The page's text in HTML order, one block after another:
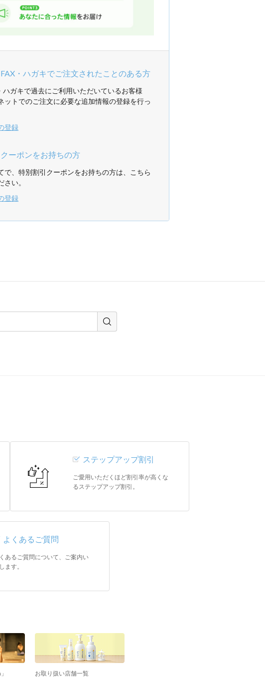
・ハガキでご注文されたことのある方
ハガキで過去にご利用いただいているお客様
ットでのご注文に必要な追加情報の登録を行っ
登録
ーポンをお持ちの方
で、特別割引クーポンをお持ちの方は、こちら
い。
登録
ステップアップ割引
ご愛用いただくほど割引率が高くな
るステップアップ割引。
よくあるご質問
あるご質問について、ご案内い
ます。
お取り扱い店舗一覧